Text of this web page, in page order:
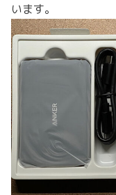
います。